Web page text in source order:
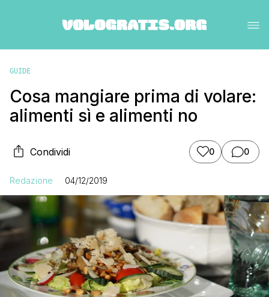
GUIDE
Cosa mangiare prima di volare:
alimenti sì e alimenti no
Condividi 0 0
Redazione 04/12/2019